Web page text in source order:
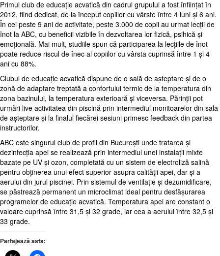
Primul club de educație acvatică din cadrul grupului a fost înființat în
2012, fiind dedicat, de la început copiilor cu vârste între 4 luni și 6 ani.
În cei peste 9 ani de activitate, peste 3.000 de copii au urmat lecții de
înot la ABC, cu beneficii vizibile în dezvoltarea lor fizică, psihică și
emoțională. Mai mult, studiile spun că participarea la lecțiile de înot
poate reduce riscul de înec al copiilor cu vârsta cuprinsă între 1 și 4
ani cu 88%.
Clubul de educație acvatică dispune de o sală de așteptare și de o
zonă de adaptare treptată a confortului termic de la temperatura din
zona bazinului, la temperatura exterioară și viceversa. Părinții pot
urmări live activitatea din piscină prin intermediul monitoarelor din sala
de așteptare și la finalul fiecărei sesiuni primesc feedback din partea
instructorilor.
ABC este singurul club de profil din București unde tratarea și
dezinfecția apei se realizează prin intermediul unei instalații mixte
bazate pe UV și ozon, completată cu un sistem de electroliză salină
pentru obținerea unui efect superior asupra calității apei, dar și a
aerului din jurul piscinei. Prin sistemul de ventilație și dezumidificare,
se păstrează permanent un microclimat ideal pentru desfășurarea
programelor de educație acvatică. Temperatura apei are constant o
valoare cuprinsă între 31,5 și 32 grade, iar cea a aerului între 32,5 și
33 grade.
Partajează asta: